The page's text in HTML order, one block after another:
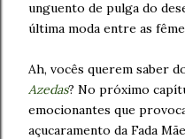
unguento de pulga do
última moda entre as
Ah, vocês querem saber
Azedas? No próximo
emocionantes que
açucaramento da Fada